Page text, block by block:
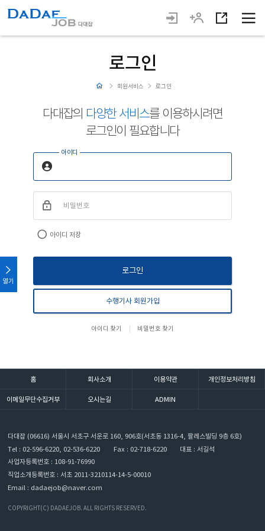
열기
로그인
회원서비스 로그인
다대잡의 다양한 서비스를 이용하시려면
로그인이 필요합니다
아이디
비밀번호
아이디 저장
로그인
수행기사 회원가입
아이디 찾기 비밀번호 찾기
홈 회사소개 이용약관 개인정보처리방침
이메일무단수집거부 오시는길 ADMIN
다대잡 (06616) 서울시 서초구 서운로 160, 906호(서초동 1316-4, 팔레스빌딩 9층 6호)
Tel : 02-596-6220, 02-536-6220
Fax : 02-718-6220
대표 : 서길석
사업자등록번호 : 108-91-76990
직업소개등록번호 : 서초 2011-3210114-14-5-00010
Email : dadaejob@naver.com
COPYRIGHT(C) DADAEJOB. ALL RIGHTS RESERVED.